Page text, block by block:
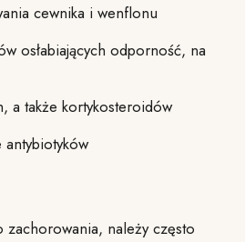
cewnika i wenflonu
osłabiających odporność, na
a także kortykosteroidów
zachorowania, należy często